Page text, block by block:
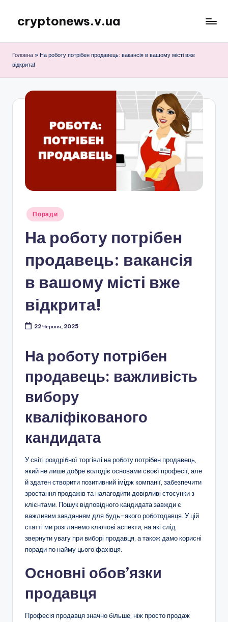
Перейти
вмісту
cryptonews.v.ua
криптовалют,
прогнози
Головна » На роботу потрібен продавець: вакансія в вашому місті вже
відкрита!
Опубліковано
Поради
На роботу потрібен
продавець: вакансія
в вашому місті вже
відкрита!
22 Червня, 2025
На роботу потрібен
продавець: важливість
вибору
кваліфікованого
кандидата
У світі роздрібної торгівлі на роботу потрібен продавець,
який не лише добре володіє основами своєї професії, але
й здатен створити позитивний імідж компанії, забезпечити
зростання продажів та налагодити довірливі стосунки з
клієнтами. Пошук відповідного кандидата завжди є
важливим завданням для будь-якого роботодавця. У цій
статті ми розглянемо ключові аспекти, на які слід
звернути увагу при виборі продавця, а також дамо корисні
поради по найму цього фахівця.
Основні обов’язки
продавця
Професія продавця значно більше, ніж просто продаж